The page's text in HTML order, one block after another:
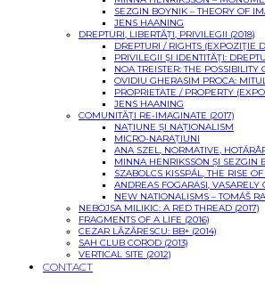
SEZGIN BOYNIK – THEORY OF
JENS HAANING
DREPTURI, LIBERTĂȚI, PRIVILEGII (2018)
DREPTURI / RIGHTS (EXPOZIŢIE
PRIVILEGII ŞI IDENTITĂŢI:
NOA TREISTER: THE POSSIBILITY
OVIDIU GHERASIM PROCA:
PROPRIETATE / PROPERTY
JENS HAANING
COMUNITĂȚI RE-IMAGINATE (2017)
NAȚIUNE ȘI NAȚIONALISM
MICRO-NARAȚIUNI
ANA SZEL, NORMATIVE,
MINNA HENRIKSSON ȘI SEZGIN
SZABOLCS KISSPÁL, THE RISE
ANDREAS FOGARASI, VASARELY
NEW NATIONALISMS – TOMÁŠ
NEBOJSA MILIKIC: A RED THREAD (2017)
FRAGMENTS OF A LIFE (2016)
CEZAR LĂZĂRESCU: BB+ (2014)
SAH CLUB COROD (2013)
VERTICAL SITE (2012)
CONTACT